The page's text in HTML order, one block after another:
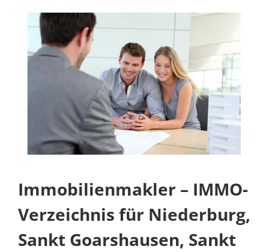
Immobilienmakler – IMMO-
Verzeichnis für Niederburg,
Sankt Goarshausen, Sankt